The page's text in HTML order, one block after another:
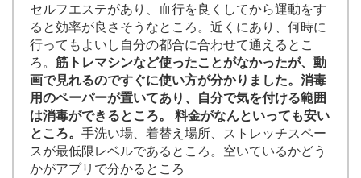
セルフエステがあり、血行を良くしてから運動をす
ると効率が良さそうなところ。近くにあり、何時に
行ってもよいし自分の都合に合わせて通えるとこ
ろ。 筋トレマシンなど使ったことがなかったが、動
画で見れるのですぐに使い方が分かりました。消毒
用のペーパーが置いてあり、自分で気を付ける範囲
は消毒ができるところ。 料金がなんといっても安い
ところ。 手洗い場、着替え場所、ストレッチスペー
スが最低限レベルであるところ。空いているかどう
かがアプリで分かるところ